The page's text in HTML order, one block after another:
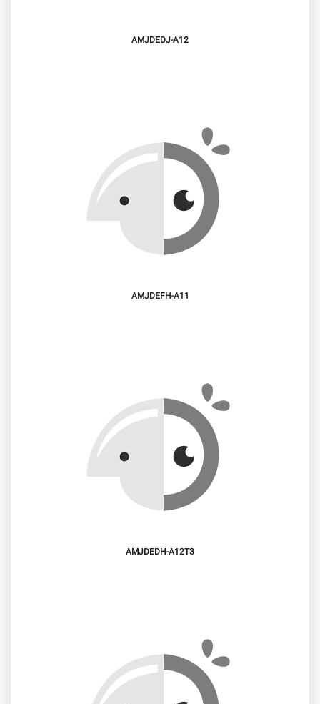
AMJDEDJ-A12
AMJDEFH-A11
AMJDEDH-A12T3